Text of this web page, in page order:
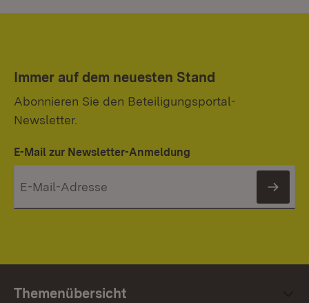
Immer auf dem neuesten Stand
Abonnieren Sie den Beteiligungsportal-
Newsletter.
E-Mail zur Newsletter-Anmeldung
Themenübersicht